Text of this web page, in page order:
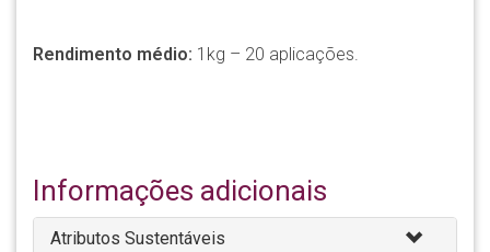
Rendimento médio: 1kg – 20 aplicações.
Informações adicionais
Atributos Sustentáveis